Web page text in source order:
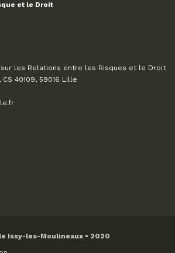
et le Droit
les Relations entre les Risques et le Droit
40109, 59016 Lille
Issy-les-Moulineaux • 2020